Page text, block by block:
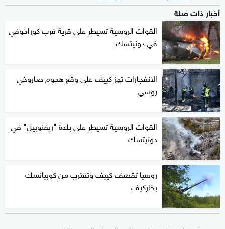
أخبار ذات صلة
القوات الروسية تسيطر على قرية قرب كوراخوفي
في دونيتسك
الانفجارات تهز كييف على وقع هجوم صاروخي
روسي
القوات الروسية تسيطر على بلدة "ريفنوبيل" في
دونيتسك
روسيا تقصف كييف وتقترب من كوبيانسك
بخاركيف